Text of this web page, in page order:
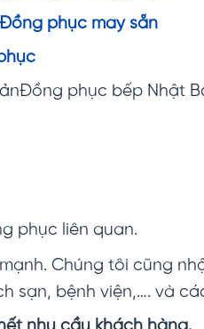
Đồng phục may sẵn
phục bếp Nhật
phục liên quan.
Chúng tôi cũng
sạn, bệnh viện,…. và